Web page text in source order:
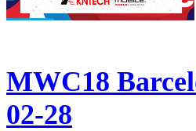
MWC18
02-28